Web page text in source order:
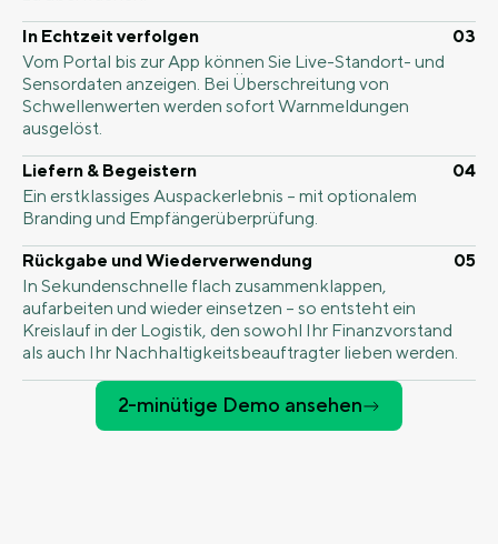
In Echtzeit verfolgen
03
Vom Portal bis zur App können Sie Live-Standort- und
Sensordaten anzeigen. Bei Überschreitung von
Schwellenwerten werden sofort Warnmeldungen
ausgelöst.
Liefern & Begeistern
04
Ein erstklassiges Auspackerlebnis – mit optionalem
Branding und Empfängerüberprüfung.
Rückgabe und Wiederverwendung
05
In Sekundenschnelle flach zusammenklappen,
aufarbeiten und wieder einsetzen – so entsteht ein
Kreislauf in der Logistik, den sowohl Ihr Finanzvorstand
als auch Ihr Nachhaltigkeitsbeauftragter lieben werden.
2-minütige Demo ansehen